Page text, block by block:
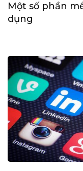
Một số phần
dụng